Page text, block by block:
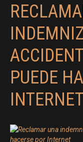
PUEDE
INTERNET